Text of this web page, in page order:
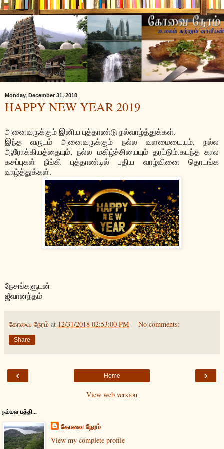
Monday, December 31, 2018
HAPPY NEW YEAR 2019
அனைவருக்கும் இனிய புத்தாண்டு நல்வாழ்த்துக்கள்.
இந்த வருடம் அனைவருக்கும் நல்ல வளமையையும், நல்ல
ஆரோக்கியத்தையும், நல்ல மகிழ்ச்சியையும் தரட்டும்.கடந்த கால
கசப்புகள் நீங்கி புத்தாண்டில் புதிய வாழ்வினை தொடங்க
வாழ்த்துக்கள்.
நேசங்களுடன்
ஜீவானந்தம்
கோவை நேரம் at 12/31/2018 02:53:00 PM No comments:
Share
‹ ›
Home
View web version
நம்மள பத்தி...
கோவை நேரம்
View my complete profile